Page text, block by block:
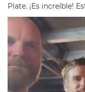
Plate. ¡Es increíble!